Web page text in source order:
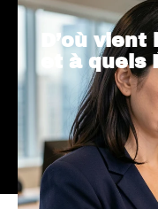
D’où
et à quels